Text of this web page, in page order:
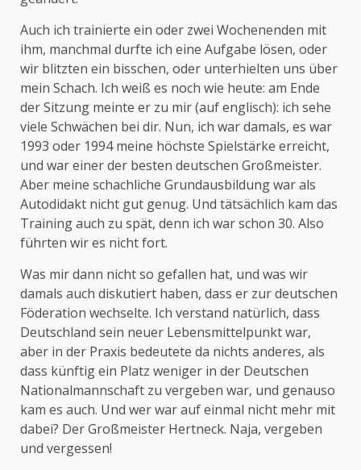
Auch ich trainierte ein oder zwei Wochenenden mit
ihm, manchmal durfte ich eine Aufgabe lösen, oder
wir blitzten ein bisschen, oder unterhielten uns über
mein Schach. Ich weiß es noch wie heute: am Ende
der Sitzung meinte er zu mir (auf englisch): ich sehe
viele Schwächen bei dir. Nun, ich war damals, es war
1993 oder 1994 meine höchste Spielstärke erreicht,
und war einer der besten deutschen Großmeister.
Aber meine schachliche Grundausbildung war als
Autodidakt nicht gut genug. Und tätsächlich kam das
Training auch zu spät, denn ich war schon 30. Also
führten wir es nicht fort.
Was mir dann nicht so gefallen hat, und was wir
damals auch diskutiert haben, dass er zur deutschen
Föderation wechselte. Ich verstand natürlich, dass
Deutschland sein neuer Lebensmittelpunkt war,
aber in der Praxis bedeutete da nichts anderes, als
dass künftig ein Platz weniger in der Deutschen
Nationalmannschaft zu vergeben war, und genauso
kam es auch. Und wer war auf einmal nicht mehr mit
dabei? Der Großmeister Hertneck. Naja, vergeben
und vergessen!